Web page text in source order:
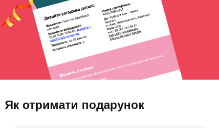
Як отримати подарунок